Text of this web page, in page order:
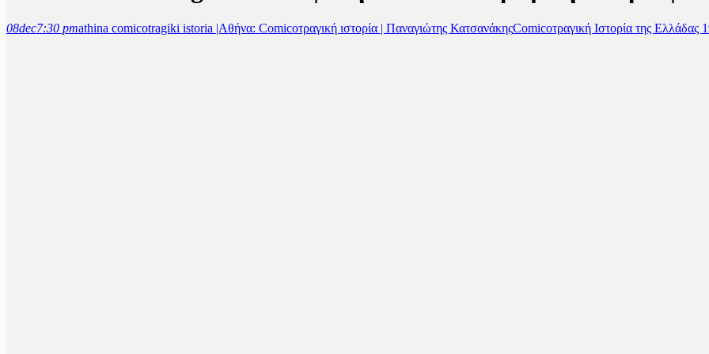
08dec7:30 pmathina comicotragiki istoria |Αθήνα: Comicoτραγική ιστορία | Παναγιώτης ΚατσανάκηςComicοτραγική Ιστορία της Ελλάδας